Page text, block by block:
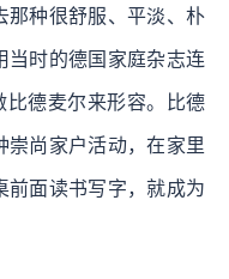
那种很舒服、平淡、朴
当时的德国家庭杂志连
德麦尔来形容。比德
崇尚家户活动，在家里
前面读书写字，就成为